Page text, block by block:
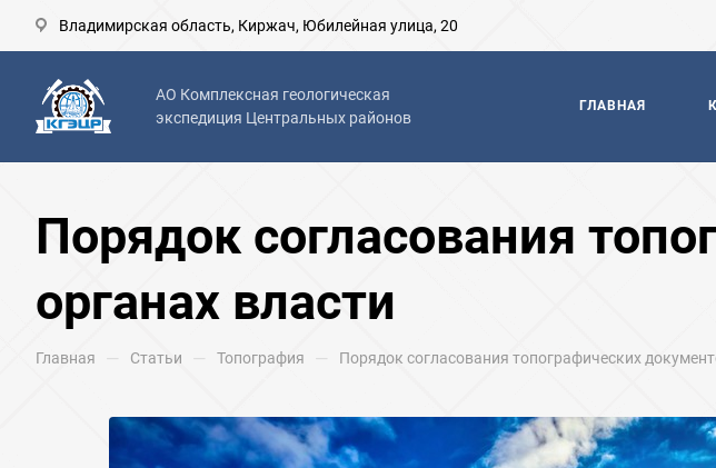
Владимирская область, Киржач, Юбилейная улица, 20
АО Комплексная геологическая
экспедиция Центральных районов
ГЛАВНАЯ
Порядок согласования
органах власти
Главная — Статьи — Топография — Порядок согласования топографических